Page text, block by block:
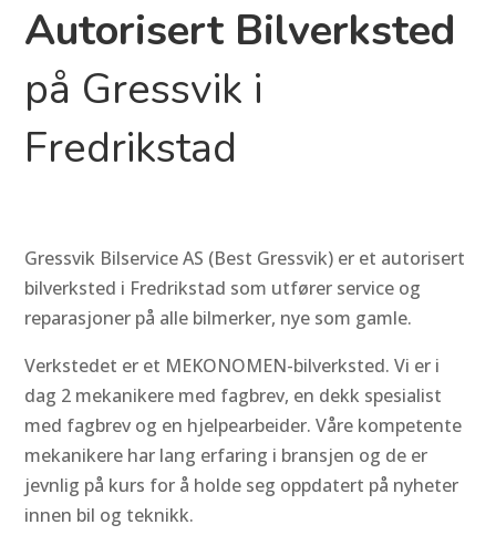
Autorisert Bilverksted
på Gressvik i
Fredrikstad
Gressvik Bilservice AS (Best Gressvik) er et autorisert
bilverksted i Fredrikstad som utfører service og
reparasjoner på alle bilmerker, nye som gamle.
Verkstedet er et MEKONOMEN-bilverksted. Vi er i
dag 2 mekanikere med fagbrev, en dekk spesialist
med fagbrev og en hjelpearbeider. Våre kompetente
mekanikere har lang erfaring i bransjen og de er
jevnlig på kurs for å holde seg oppdatert på nyheter
innen bil og teknikk.